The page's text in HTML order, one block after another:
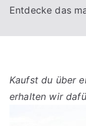
Entdecke das
Kaufst du über
erhalten wir